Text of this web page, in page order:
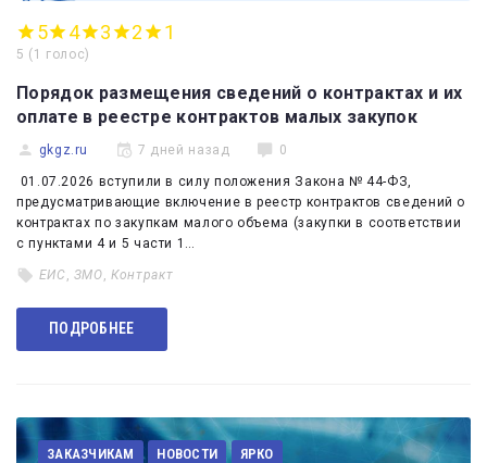
5 4 3 2 1
5 (1 голос)
Порядок размещения сведений о контрактах и их
оплате в реестре контрактов малых закупок
gkgz.ru 7 дней назад 0
01.07.2026 вступили в силу положения Закона № 44-ФЗ,
предусматривающие включение в реестр контрактов сведений о
контрактах по закупкам малого объема (закупки в соответствии
с пунктами 4 и 5 части 1…
ЕИС ЗМО ,Контракт
ПОДРОБНЕЕ
ЗАКАЗЧИКАМ НОВОСТИ ЯРКО